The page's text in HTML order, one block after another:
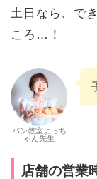
土日なら、で
ころ…！
パン教室よっち
ゃん先生
店舗の営業